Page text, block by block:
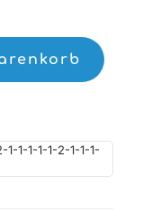
1-1-1-1-2-1-1-1-